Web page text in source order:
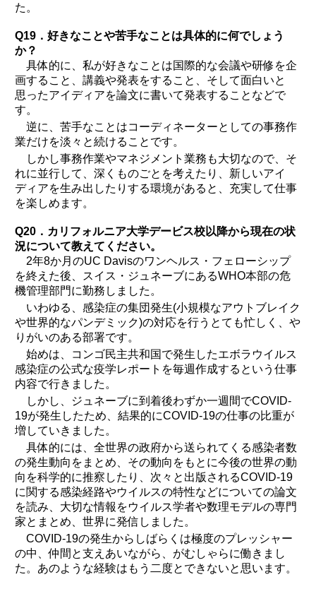
た。
Q19．好きなことや苦手なことは具体的に何でしょう
か？
具体的に、私が好きなことは国際的な会議や研修を企
画すること、講義や発表をすること、そして面白いと
思ったアイディアを論文に書いて発表することなどで
す。
逆に、苦手なことはコーディネーターとしての事務作
業だけを淡々と続けることです。
しかし事務作業やマネジメント業務も大切なので、そ
れに並行して、深くものごとを考えたり、新しいアイ
ディアを生み出したりする環境があると、充実して仕事
を楽しめます。
Q20．カリフォルニア大学デービス校以降から現在の状
況について教えてください。
2年8か月のUC Davisのワンヘルス・フェローシップ
を終えた後、スイス・ジュネーブにあるWHO本部の危
機管理部門に勤務しました。
いわゆる、感染症の集団発生(小規模なアウトブレイク
や世界的なパンデミック)の対応を行うとても忙しく、や
りがいのある部署です。
始めは、コンゴ民主共和国で発生したエボラウイルス
感染症の公式な疫学レポートを毎週作成するという仕事
内容で行きました。
しかし、ジュネーブに到着後わずか一週間でCOVID-
19が発生したため、結果的にCOVID-19の仕事の比重が
増していきました。
具体的には、全世界の政府から送られてくる感染者数
の発生動向をまとめ、その動向をもとに今後の世界の動
向を科学的に推察したり、次々と出版されるCOVID-19
に関する感染経路やウイルスの特性などについての論文
を読み、大切な情報をウイルス学者や数理モデルの専門
家とまとめ、世界に発信しました。
COVID-19の発生からしばらくは極度のプレッシャー
の中、仲間と支えあいながら、がむしゃらに働きまし
た。あのような経験はもう二度とできないと思います。